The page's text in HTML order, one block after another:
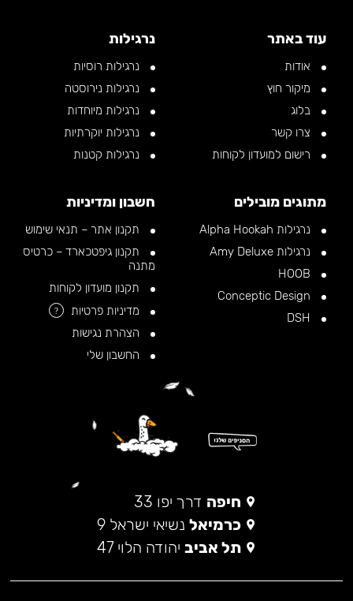
עוד באתר
אודות
מיקור חוץ
בלוג
צרו קשר
רישום למועדון לקוחות
נרגילות
נרגילות רוסיות
נרגילות נירוסטה
נרגילות מיוחדות
נרגילות יוקרתיות
נרגילות קטנות
מתוגים מובילים
נרגילות Alpha Hookah
נרגילות Amy Deluxe
חשבון ומדיניות
תקנון אתר – תנאי שימוש
תקנון גיפטכארד – כרטיס
מתנה
תקנון מועדון לקוחות
מדיניות פרטיות
?
הצהרת נגישות
החשבון שלי
חיפה דרך יפו 33
כרמיאל נשיאי ישראל 9
תל אביב יהודה הלוי 47